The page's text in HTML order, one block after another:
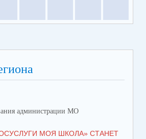
администрации МО
МОЯ ШКОЛА» СТАНЕТ